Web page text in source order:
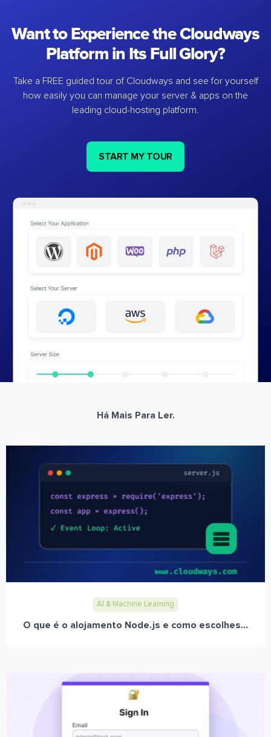
Want to Experience the Cloudways
Platform in Its Full Glory?
Take a FREE guided tour of Cloudways and see for yourself
how easily you can manage your server & apps on the
leading cloud-hosting platform.
START MY TOUR
Há Mais Para Ler.
AI & Machine Learning
O que é o alojamento Node.js e como escolhes...